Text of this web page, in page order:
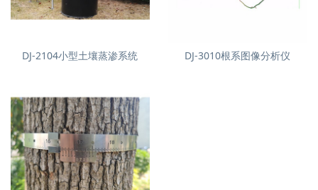
DJ-2104小型土壤蒸渗系统 DJ-3010根系图像分析仪